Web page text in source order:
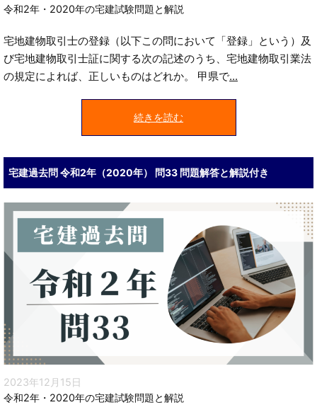
令和2年・2020年の宅建試験問題と解説
宅地建物取引士の登録（以下この問において「登録」という）及
び宅地建物取引士証に関する次の記述のうち、宅地建物取引業法
の規定によれば、正しいものはどれか。 甲県で...
続きを読む
宅建過去問 令和2年（2020年） 問33 問題解答と解説付き
2023年12月15日
令和2年・2020年の宅建試験問題と解説